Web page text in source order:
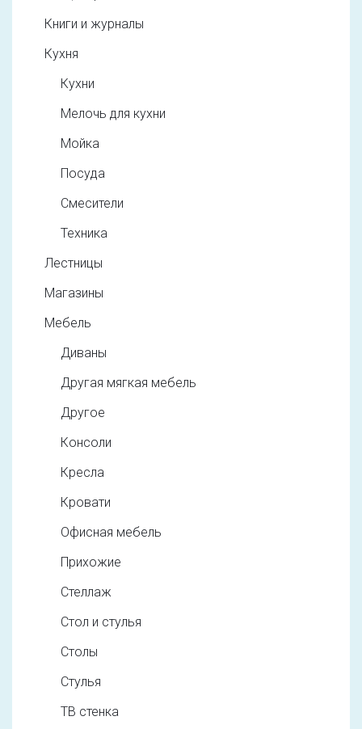
Книги и журналы
Кухня
Кухни
Мелочь для кухни
Мойка
Посуда
Смесители
Техника
Лестницы
Магазины
Мебель
Диваны
Другая мягкая мебель
Другое
Консоли
Кресла
Кровати
Офисная мебель
Прихожие
Стеллаж
Стол и стулья
Столы
Стулья
ТВ стенка